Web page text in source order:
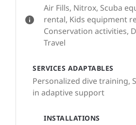
Air Fills, Nitrox, Scuba
rental, Kids equipment
Conservation activities,
Travel
SERVICES ADAPTABLES
Personalized dive training,
in adaptive support
INSTALLATIONS